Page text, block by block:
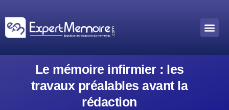
au
contenu
Le mémoire infirmier : les
travaux préalables avant la
rédaction